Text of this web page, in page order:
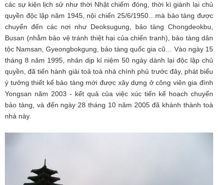
các sự kiện lịch sử như thời Nhật chiếm đóng, thời kì giành lại chủ
quyền độc lập năm 1945, nội chiến 25/6/1950…mà bảo tàng được
chuyển đến các nơi như Deoksugung, bảo tàng Chongdeokbu,
Busan (nhằm bảo vệ tránh thiệt hại của chiến tranh), bảo tàng dân
tộc Namsan, Gyeongbokgung, bảo tàng quốc gia cũ… Vào ngày 15
tháng 8 năm 1995, nhân dịp kỉ niệm 50 ngày dành lại độc lập chủ
quyền, đã tiến hành giải toả toà nhà chính phủ trước đây, phát biểu
ý tưởng thiết kế bảo tàng mới được xây dựng ở công viên gia đình
Yongsan năm 2003 - kết quả của việc xúc tiến kế hoạch chuyển
bảo tàng, và đến ngày 28 tháng 10 năm 2005 đã khánh thành toà
nhà này.